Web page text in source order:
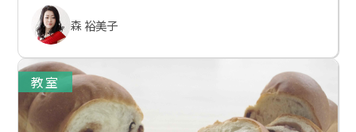
森 裕美子
教室